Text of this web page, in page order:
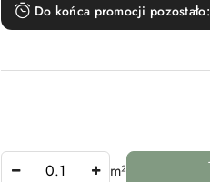
Do końca promocji pozostało:
m²